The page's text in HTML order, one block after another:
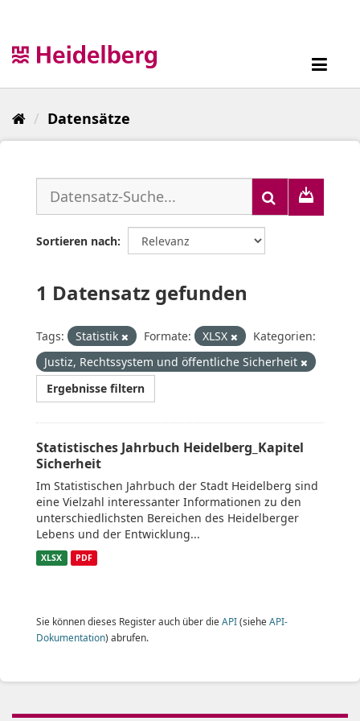
Datensätze
Sortieren nach
1 Datensatz gefunden
Tags: Statistik Formate: XLSX
Kategorien:
Justiz, Rechtssystem und öffentliche Sicherheit
Ergebnisse filtern
Statistisches Jahrbuch Heidelberg_Kapitel
Sicherheit
Im Statistischen Jahrbuch der Stadt Heidelberg sind
eine Vielzahl interessanter Informationen zu den
unterschiedlichsten Bereichen des Heidelberger
Lebens und der Entwicklung...
XLSX PDF
Sie können dieses Register auch über die API(siehe API-
Dokumentation) abrufen.